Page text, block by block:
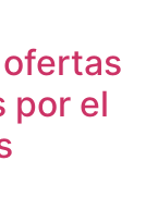
por el